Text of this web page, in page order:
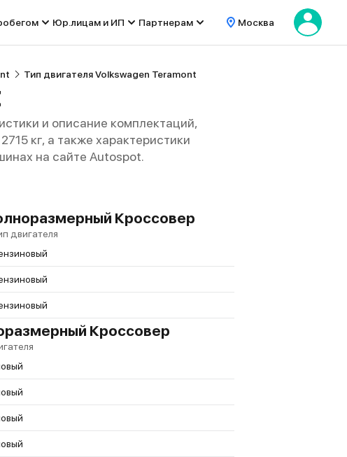
Юр.лицам и ИП Партнерам Москва
Тип двигателя Volkswagen Teramont
и описание комплектаций,
кг, а также характеристики
на сайте Autospot.
Кроссовер
двигателя
Кроссовер